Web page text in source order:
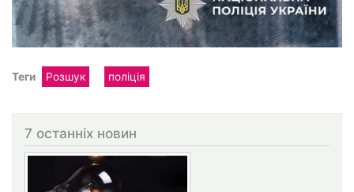
Теги Розшук поліція
7 останніх новин